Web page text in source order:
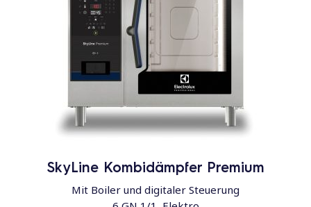
SkyLine Kombidämpfer Premium
Mit Boiler und digitaler Steuerung